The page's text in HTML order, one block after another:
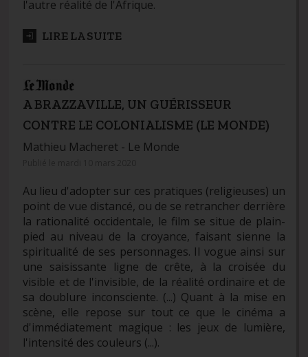
l'autre réalité de l'Afrique.
LIRE LA SUITE
A BRAZZAVILLE, UN GUÉRISSEUR
CONTRE LE COLONIALISME (LE MONDE)
Mathieu Macheret - Le Monde
Au lieu d'adopter sur ces pratiques (religieuses) un
point de vue distancé, ou de se retrancher derrière
la rationalité occidentale, le film se situe de plain-
pied au niveau de la croyance, faisant sienne la
spiritualité de ses personnages. Il vogue ainsi sur
une saisissante ligne de crête, à la croisée du
visible et de l'invisible, de la réalité ordinaire et de
sa doublure inconsciente. (...) Quant à la mise en
scène, elle repose sur tout ce que le cinéma a
d'immédiatement magique : les jeux de lumière,
l'intensité des couleurs (...).